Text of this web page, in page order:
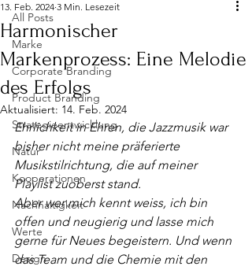
All Posts
Marke
Corporate Branding
Product Branding
Strategieentwicklung
Natur
Kooperationen
Nachhaltigkeit
Werte
Design
Harmonischer
Markenprozess: Eine Melodie
des Erfolgs
13. Feb. 2024 3 Min. Lesezeit
Aktualisiert: 14. Feb. 2024
Ehrlichkeit in Ehren, die Jazzmusik war
bisher nicht meine präferierte
Musikstilrichtung, die auf meiner
Playlist zuoberst stand.
Aber wer mich kennt weiss, ich bin
offen und neugierig und lasse mich
gerne für Neues begeistern. Und wenn
das Team und die Chemie mit den